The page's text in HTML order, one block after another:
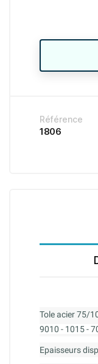
Référence
1806
Tole acier 75/
9010 - 1015 -
Epaisseurs